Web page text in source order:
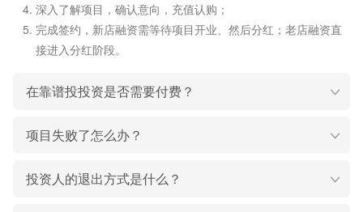
深入了解项目，确认意向，充值认购；
完成签约，新店融资需等待项目开业、然后分红；老店融资直
接进入分红阶段。
在靠谱投投资是否需要付费？
项目失败了怎么办？
投资人的退出方式是什么？